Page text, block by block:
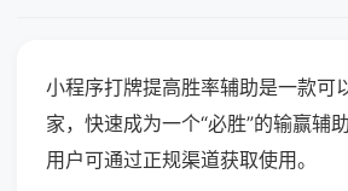
小程序打牌提高胜率辅助是一款可
家，快速成为一个“必胜”的输赢辅
用户可通过正规渠道获取使用。